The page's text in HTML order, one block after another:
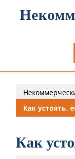
Как устоять,
Как